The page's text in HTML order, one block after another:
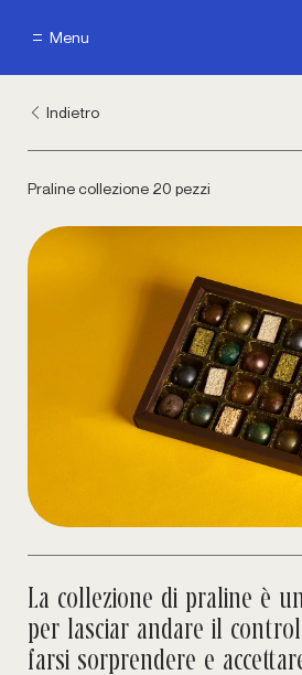
Menu
Indietro
Praline collezione 20 pezzi
La collezione di praline è
per lasciar andare il
farsi sorprendere e